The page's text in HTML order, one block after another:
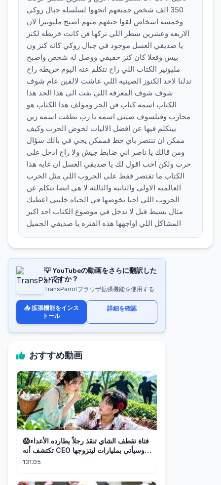
350 الف شخص جميعهم اتجهوا لسلسله جبال روكي
وخمسه اشخاص لقوا حتفهم منهم اصبح مليونيرا لان
الاربعه وعشرين سطر اللي تركها فن كانت خريطه لكنز
يا صديقي العسل موجود في جبال روكي كانه كنز ون
بيس وفعلا كان كنز حقيقي ووصل له شخص واصبح
مليونير الكتاب اللي راح نتكلم عنه اليوم خريطه راح
تدلنا لاحد الكنوز الصينيه اللي عاشت لالفين عام شوف
شوف شوف المعرفه اللي بقت الى هذا الحد هذا
الكتاب اسمه كتاب فن الحر ومؤلف هذا الكتاب هو
محارب وفيلسوف صيني اسمه يا رب نطقت اسمه زين
بيتكلم فيها عن افضل الاليات لخوض الحرب وكيف
ممكن ان تنتصر باي حظ فممكن يجي في بالك سؤال
ومن قالك يا ناصر اني ضابط جيش ولا راح ادخل على
حرب ولكن احب اقول لك يا صديقي العسل ان غايه هذا
الكتاب ما تقتصر فقط على الحروب اللي مثل الحرب
العالميه الاولى والثانيه والثالثه لا هي ايضا تتكلم عن
الحروب اللي احنا نخوضها في الحياه خليني اعطيك
مثال بسيط قبل لا ندخل في موضوع الكتاب احد اكبر
المشاكل اللي اواجهها هذه الفتره يا صديقي الجميل
💡 YouTubeの動画をさらに翻訳した
いですか？
TransParrotブラウザ拡張機能を使用する
📥 拡張機能をインス
トール
詳細を確認
おすすめ動画
فتاة تقطف الشاي تنقذ رجلاً يطارده الأعداء😱
تكتشف أنه CEO وسيأتي بمليارات ليتزوجها!
❤️
131:05